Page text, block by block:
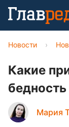
Новости ›
Какие
Мария